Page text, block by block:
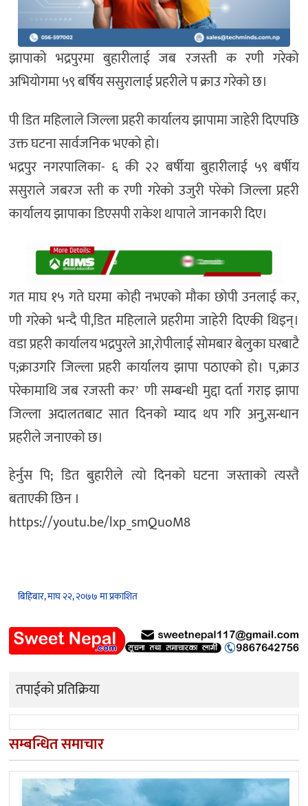
झापाको भद्रपुरमा बुहारीलाई जब रजस्ती क रणी गरेको
अभियोगमा ५९ बर्षिय ससुरालाई प्रहरीले प क्राउ गरेको छ।
पी डित महिलाले जिल्ला प्रहरी कार्यालय झापामा जाहेरी दिएपछि
उक्त घटना सार्वजनिक भएको हो।
भद्रपुर नगरपालिका- ६ की २२ बर्षीया बुहारीलाई ५९ बर्षीय
ससुराले जबरज स्ती क रणी गरेको उजुरी परेको जिल्ला प्रहरी
कार्यालय झापाका डिएसपी राकेश थापाले जानकारी दिए।
गत माघ १५ गते घरमा कोही नभएको मौका छोपी उनलाई कर,
णी गरेको भन्दै पी,डित महिलाले प्रहरीमा जाहेरी दिएकी थिइन्।
वडा प्रहरी कार्यालय भद्रपुरले आ,रोपीलाई सोमबार बेलुका घरबाटै
प;क्राउगरि जिल्ला प्रहरी कार्यालय झापा पठाएको हो। प,क्राउ
परेकामाथि जब रजस्ती करʼ णी सम्बन्धी मुद्दा दर्ता गराइ झापा
जिल्ला अदालतबाट सात दिनको म्याद थप गरि अनु,सन्धान
प्रहरीले जनाएको छ।
हेर्नुस पि; डित बुहारीले त्यो दिनको घटना जस्ताको त्यस्तै
बताएकी छिन ।
https://youtu.be/lxp_smQuoM8
बिहिबार, माघ २२, २०७७ मा प्रकाशित
तपाईको प्रतिक्रिया
सम्बन्धित समाचार